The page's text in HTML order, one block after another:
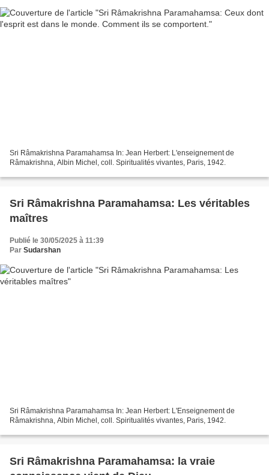
Sri Râmakrishna Paramahamsa In: Jean Herbert: L'enseignement de
Râmakrishna, Albin Michel, coll. Spiritualités vivantes, Paris, 1942.
Sri Râmakrishna Paramahamsa: Les véritables
maîtres
Publié le 30/05/2025 à 11:39
Par Sudarshan
Sri Râmakrishna Paramahamsa In: Jean Herbert: L'Enseignement de
Râmakrishna, Albin Michel, coll. Spiritualités vivantes, Paris, 1942.
Sri Râmakrishna Paramahamsa: la vraie